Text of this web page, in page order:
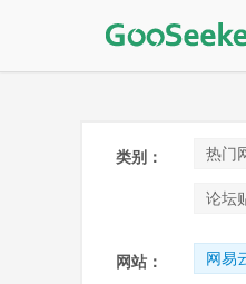
类别： 热门
论坛
网站： 网易